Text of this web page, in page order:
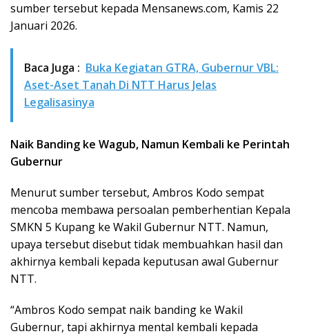
sumber tersebut kepada Mensanews.com, Kamis 22
Januari 2026.
Baca Juga : Buka Kegiatan GTRA, Gubernur VBL:
Aset-Aset Tanah Di NTT Harus Jelas
Legalisasinya
Naik Banding ke Wagub, Namun Kembali ke Perintah
Gubernur
Menurut sumber tersebut, Ambros Kodo sempat
mencoba membawa persoalan pemberhentian Kepala
SMKN 5 Kupang ke Wakil Gubernur NTT. Namun,
upaya tersebut disebut tidak membuahkan hasil dan
akhirnya kembali kepada keputusan awal Gubernur
NTT.
“Ambros Kodo sempat naik banding ke Wakil
Gubernur, tapi akhirnya mental kembali kepada